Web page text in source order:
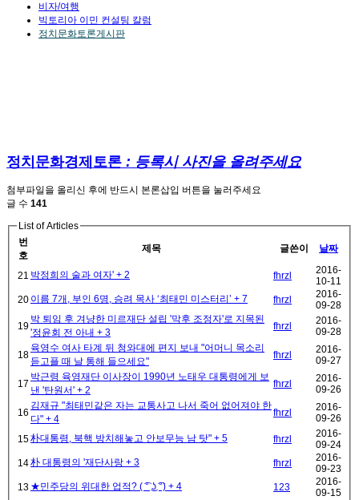
비자/여행
빅토리아 이민 컨설팅 칼럼
정치문화토론게시판
정치문화경제토론 : 등록시 사진을 올려주세요
첨부파일을 올리신 후에 반드시 본론삽입 버튼을 눌러주세요
글 수 141
List of Articles
번
호
제목 글쓴이 날짜
21 박정희의 술과 여자' + 2 fhrzl
2016-
10-11
20 이름 7개, 부인 6명, 승려 목사 ‘최태민 미스터리’ + 7 fhrzl
2016-
09-28
19
박 퇴임 후 겨냥한 미르재단 설립 '막후 조정자'로 지목된
'정윤회 전 아내 + 3
fhrzl
2016-
09-28
18
육영수 여사 타계 뒤 청와대에 편지 보내 "어머니 목소리
듣고플 때 날 통해 들으세요"
fhrzl
2016-
09-27
17
박근령 육영재단 이사장이 1990년 노태우 대통령에게 보
낸 '탄원서' + 2
fhrzl
2016-
09-26
16
김재규 "최태민같은 자는 교통사고 나서 죽어 없어져야 한
다" + 4
fhrzl
2016-
09-26
15朴대통령, 북핵 방치해놓고 안보무능 남 탓" + 5 fhrzl
2016-
09-24
14朴 대통령의 '재단사랑 + 3 fhrzl
2016-
09-23
13 ★민주당의 위대한 업적? ( ͡° ͜ʖ ͡°) + 4 123
2016-
09-15